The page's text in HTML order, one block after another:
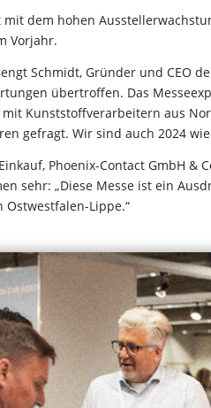
dem hohen
Vorjahr.
Schmidt, Gründer und CEO
übertroffen. Das
Kunststoffverarbeitern aus
gefragt. Wir sind auch 2024
Phoenix-Contact GmbH &
sehr: „Diese Messe ist ein
Lippe.“